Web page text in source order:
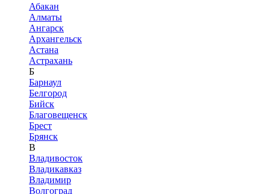
Абакан
Алматы
Ангарск
Архангельск
Астана
Астрахань
Б
Барнаул
Белгород
Бийск
Благовещенск
Брест
Брянск
В
Владивосток
Владикавказ
Владимир
Волгоград